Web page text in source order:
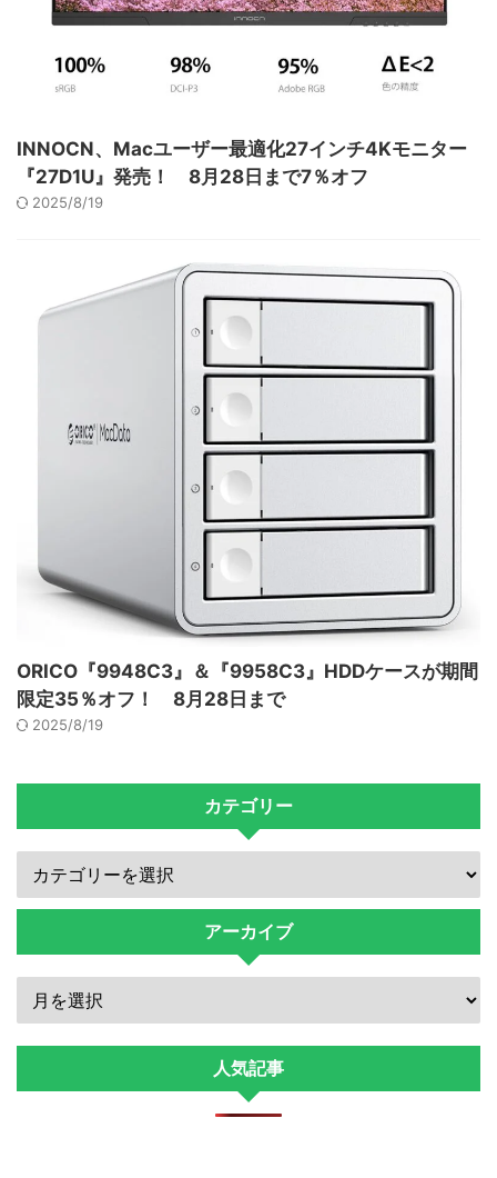
INNOCN、Macユーザー最適化27インチ4Kモニター
『27D1U』発売！ 8月28日まで7％オフ
2025/8/19
ORICO『9948C3』＆『9958C3』HDDケースが期間
限定35％オフ！ 8月28日まで
2025/8/19
カテゴリー
アーカイブ
人気記事